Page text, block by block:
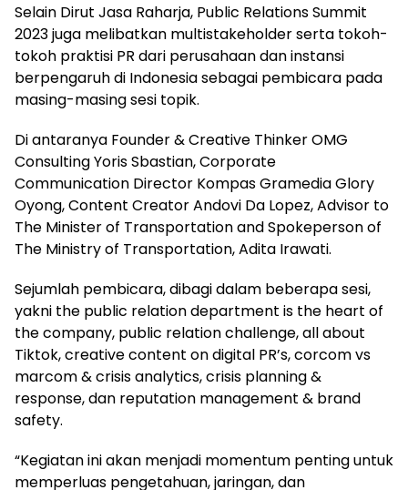
Selain Dirut Jasa Raharja, Public Relations Summit
2023 juga melibatkan multistakeholder serta tokoh-
tokoh praktisi PR dari perusahaan dan instansi
berpengaruh di Indonesia sebagai pembicara pada
masing-masing sesi topik.
Di antaranya Founder & Creative Thinker OMG
Consulting Yoris Sbastian, Corporate
Communication Director Kompas Gramedia Glory
Oyong, Content Creator Andovi Da Lopez, Advisor to
The Minister of Transportation and Spokeperson of
The Ministry of Transportation, Adita Irawati.
Sejumlah pembicara, dibagi dalam beberapa sesi,
yakni the public relation department is the heart of
the company, public relation challenge, all about
Tiktok, creative content on digital PR’s, corcom vs
marcom & crisis analytics, crisis planning &
response, dan reputation management & brand
safety.
“Kegiatan ini akan menjadi momentum penting untuk
memperluas pengetahuan, jaringan, dan